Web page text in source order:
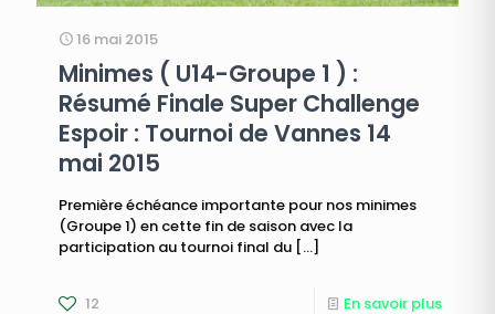
16 mai 2015
Minimes ( U14-Groupe 1 ) :
Résumé Finale Super Challenge
Espoir : Tournoi de Vannes 14
mai 2015
Première échéance importante pour nos minimes
(Groupe 1) en cette fin de saison avec la
participation au tournoi final du […]
12 En savoir plus